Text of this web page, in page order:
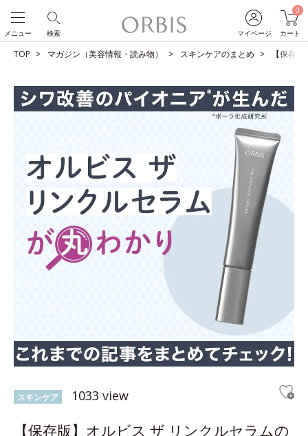
マイページ
0
カート
検索
メニュー
TOP マガジン（美容情報・読み物） スキンケアのまとめ 【保存
スキンケア 1033 view
【保存版】オルビス ザ リンクルセラムの